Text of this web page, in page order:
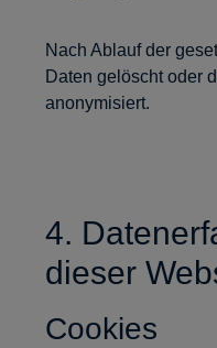
Nach Ablauf der
Daten gelöscht oder
anonymisiert.
4.
dieser
Cookies